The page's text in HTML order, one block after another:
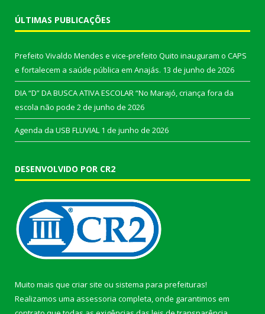
ÚLTIMAS PUBLICAÇÕES
Prefeito Vivaldo Mendes e vice-prefeito Quito inauguram o CAPS
e fortalecem a saúde pública em Anajás. 13 de junho de 2026
DIA “D” DA BUSCA ATIVA ESCOLAR “No Marajó, criança fora da
escola não pode 2 de junho de 2026
Agenda da USB FLUVIAL 1 de junho de 2026
DESENVOLVIDO POR CR2
Muito mais que criar site ou sistema para prefeituras!
Realizamos uma assessoria completa, onde garantimos em